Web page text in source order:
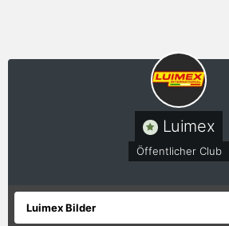
Luimex
Öffentlicher Club
Luimex Bilder